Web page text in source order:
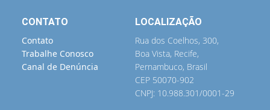
CONTATO
Contato
Trabalhe Conosco
Canal de Denúncia
LOCALIZAÇÃO
Rua dos Coelhos, 300,
Boa Vista, Recife,
Pernambuco, Brasil
CEP 50070-902
CNPJ: 10.988.301/0001-29